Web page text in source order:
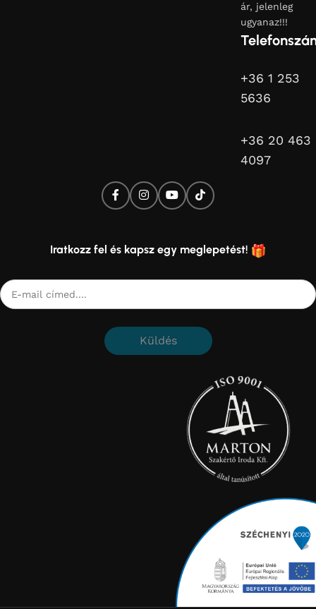
ár, jelenleg
ugyanaz!!!
+36 1 253
5636
+36 20 463
4097
Iratkozz fel és kapsz egy meglepetést!
Küldés